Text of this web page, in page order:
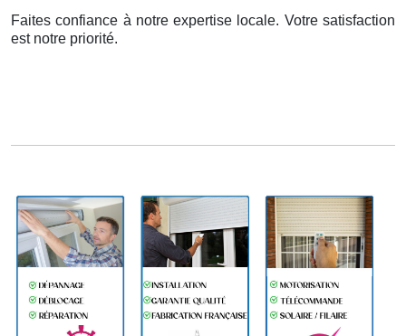
Faites confiance à notre expertise locale. Votre satisfaction
est notre priorité.